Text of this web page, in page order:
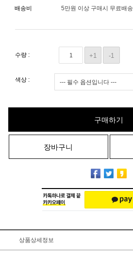
배송비 5만원 이상 구매시 무료배송
수량 : +1 -1
색상 :
구매하기
장바구니
상품상세정보